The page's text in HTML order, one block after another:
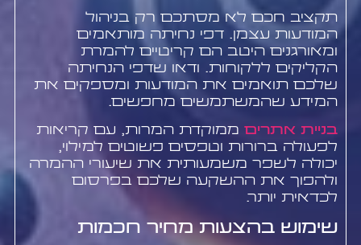
תקציב חכם לא מסתכם רק בניהול
המודעות עצמן. דפי נחיתה מותאמים
ומאורגנים היטב הם קריטיים להמרת
הקליקים ללקוחות. ודאו שדפי הנחיתה
שלכם תואמים את המודעות ומספקים את
המידע שהמשתמשים מחפשים.
בניית אתריםממוקדת המרות, עם קריאות
לפעולה ברורות וטפסים פשוטים למילוי,
יכולה לשפר משמעותית את שיעורי ההמרה
ולהפוך את ההשקעה שלכם בפרסום
לכדאית יותר.
שימוש בהצעות מחיר חכמות